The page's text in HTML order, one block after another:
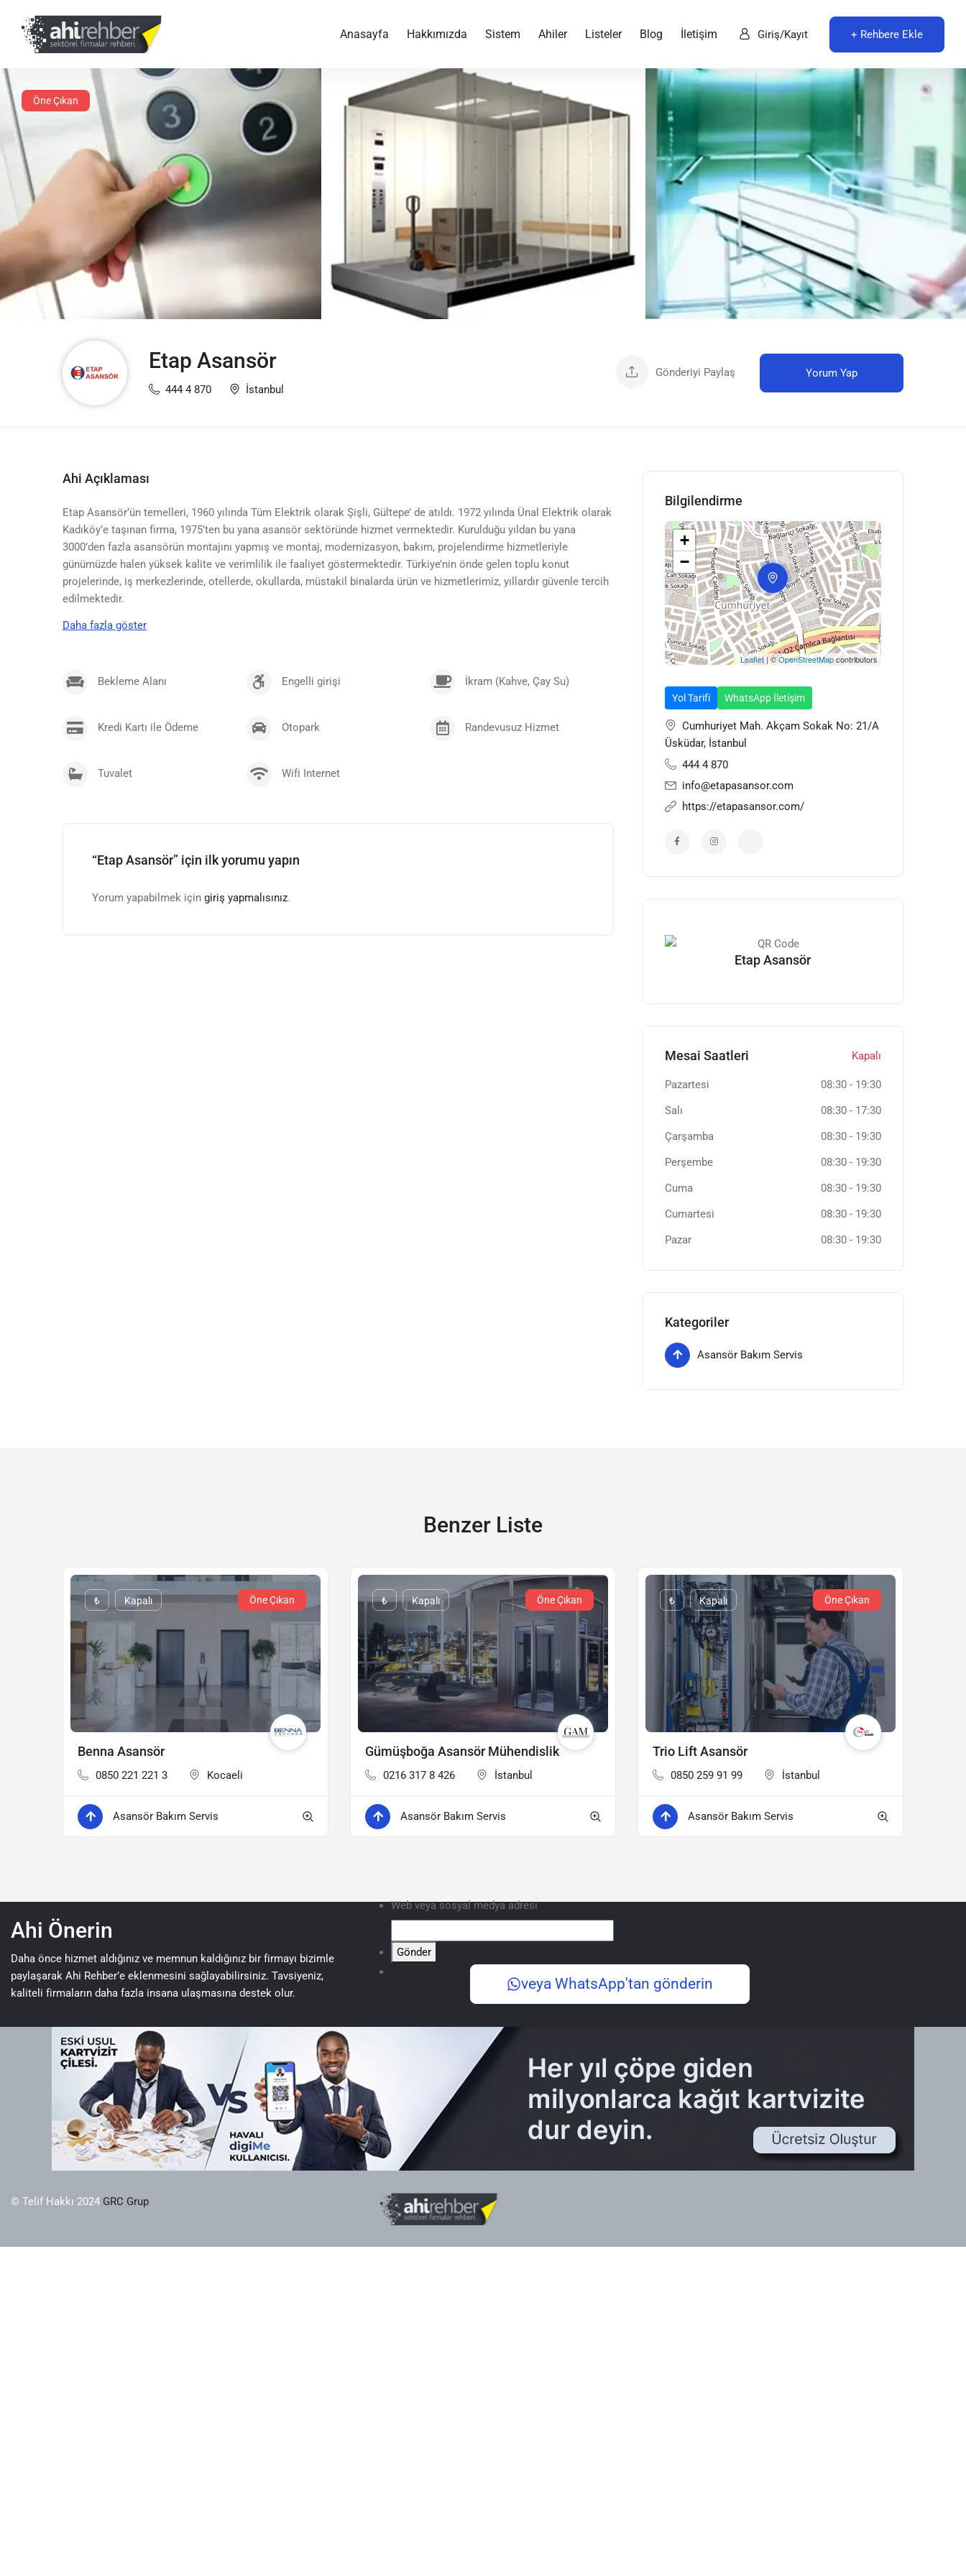
Anasayfa Hakkımızda Sistem Ahiler Listeler Blog İletişim Giriş/Kayıt + Rehbere Ekle
Öne Çıkan
Etap Asansör
444 4 870 İstanbul
Gönderiyi Paylaş Yorum Yap
Ahi Açıklaması
Etap Asansör’ün temelleri, 1960 yılında Tüm Elektrik olarak Şişli, Gültepe’ de atıldı. 1972 yılında Ünal Elektrik olarak
Kadıköy’e taşınan firma, 1975’ten bu yana asansör sektöründe hizmet vermektedir. Kurulduğu yıldan bu yana
3000’den fazla asansörün montajını yapmış ve montaj, modernizasyon, bakım, projelendirme hizmetleriyle
günümüzde halen yüksek kalite ve verimlilik ile faaliyet göstermektedir. Türkiye’nin önde gelen toplu konut
projelerinde, iş merkezlerinde, otellerde, okullarda, müstakil binalarda ürün ve hizmetlerimiz, yıllardır güvenle tercih
edilmektedir.
Bizi tercih eden tüm müşterilerimize saygı ve sevgilerimizle…
Barış ÜNAL
belgelendirilmesi ve sürekli iyileştirilmesi,
Daha fazla göster
Bekleme Alanı Engelli girişi İkram (Kahve, Çay Su)
Kredi Kartı ile Ödeme Otopark Randevusuz Hizmet
Tuvalet Wifi Internet
“Etap Asansör” için ilk yorumu yapın
Yorum yapabilmek için giriş yapmalısınız.
Bilgilendirme
+
−
Leaflet| ©OpenStreetMapcontributors
Yol Tarifi WhatsApp İletişim
Cumhuriyet Mah. Akçam Sokak No: 21/A
Üsküdar, İstanbul
444 4 870
info@etapasansor.com
https://etapasansor.com/
Etap Asansör
Mesai Saatleri Kapalı
Pazartesi 08:30- 19:30
Salı
08:30- 17:30
Çarşamba
08:30- 19:30
Perşembe
08:30- 19:30
Cuma
08:30- 19:30
Cumartesi
08:30- 19:30
Pazar
08:30- 19:30
Kategoriler
Asansör Bakım Servis
Benzer Liste
₺ Kapalı Öne Çıkan
Benna Asansör
0850 221 221 3 Kocaeli
Asansör Bakım Servis
₺ Kapalı Öne Çıkan
Gümüşboğa Asansör Mühendislik
0216 317 8 426 İstanbul
Asansör Bakım Servis
₺ Kapalı Öne Çıkan
Trio Lift Asansör
0850 259 91 99 İstanbul
Asansör Bakım Servis
Ahi Önerin
Daha önce hizmet aldığınız ve memnun kaldığınız bir firmayı bizimle
paylaşarak Ahi Rehber’e eklenmesini sağlayabilirsiniz. Tavsiyeniz,
kaliteli firmaların daha fazla insana ulaşmasına destek olur.
Web veya sosyal medya adresi
Gönder
veya WhatsApp'tan gönderin
© Telif Hakkı 2024 GRC Grup